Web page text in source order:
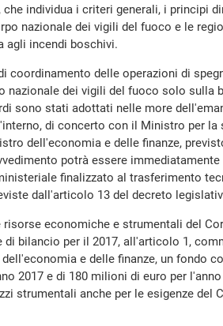
individua i criteri generali, i principi
nazionale dei vigili del fuoco e le
agli incendi boschivi.
coordinamento delle operazioni di
nazionale dei vigili del fuoco solo sulla
sono stati adottati nelle more
di concerto con il Ministro per la
dell'economia e delle finanze,
potrà essere
finalizzato al trasferimento
dall'articolo 13 del decreto
economiche e strumentali del
bilancio per il 2017, all'articolo 1,
e delle finanze, un fondo
2017 e di 180 milioni di euro per l'anno
strumentali anche per le esigenze del